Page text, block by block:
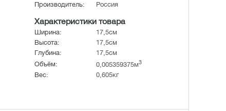
Производитель:
Россия
Характеристики товара
Ширина:
17,5см
Высота:
17,5см
Глубина:
17,5см
Объём:
0,005359375м3
Вес: 0,605кг